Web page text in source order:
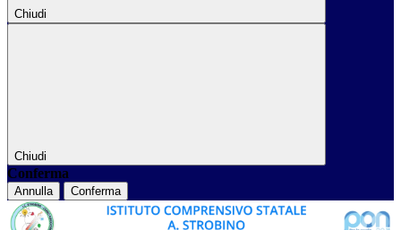
Chiudi
Chiudi
Conferma
Annulla Conferma